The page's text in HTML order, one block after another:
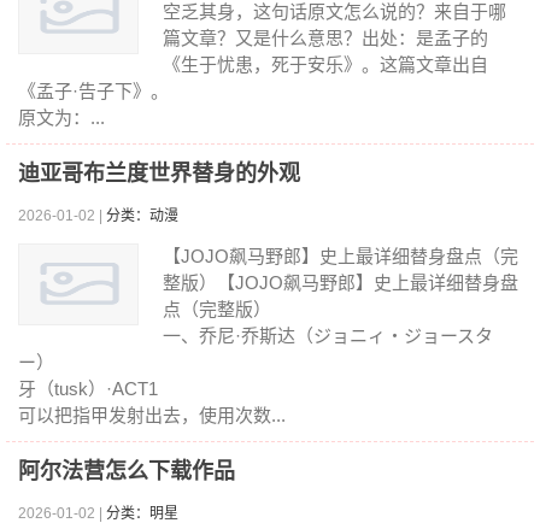
空乏其身，这句话原文怎么说的？来自于哪
篇文章？又是什么意思？出处：是孟子的
《生于忧患，死于安乐》。这篇文章出自
《孟子·告子下》。
原文为：...
迪亚哥布兰度世界替身的外观
2026-01-02 | 分类：动漫
【JOJO飙马野郎】史上最详细替身盘点（完
整版）【JOJO飙马野郎】史上最详细替身盘
点（完整版）
一、乔尼·乔斯达（ジョニィ・ジョースタ
ー）
牙（tusk）·ACT1
可以把指甲发射出去，使用次数...
阿尔法营怎么下载作品
2026-01-02 | 分类：明星